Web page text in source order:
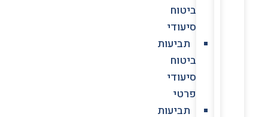
ביטוח
סיעודי
תביעות
ביטוח
סיעודי
פרטי
תביעות